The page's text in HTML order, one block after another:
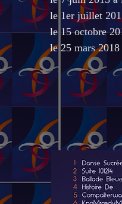
le 1er juillet
le 15 octobre
le 25 mars